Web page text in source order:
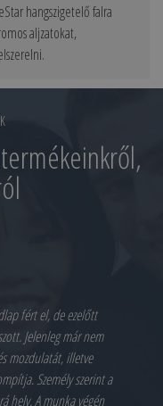
hangszigetelő falra
aljzatokat,
fért el, de ezelőtt
Jelenleg már nem
mozdulatát, illetve
Személy szerint a
hely. A munka végén